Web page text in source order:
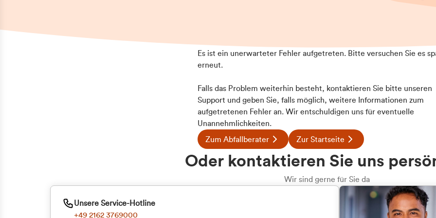
Es ist ein unerwarteter Fehler aufgetreten. Bitte versuchen Sie es
erneut.
Falls das Problem weiterhin besteht, kontaktieren Sie bitte unseren
Support und geben Sie, falls möglich, weitere Informationen zum
aufgetretenen Fehler an. Wir entschuldigen uns für eventuelle
Unannehmlichkeiten.
Zum Abfallberater Zur Startseite
Oder kontaktieren Sie uns
Wir sind gerne für Sie da
Unsere Service-Hotline
+49 2162 3769000